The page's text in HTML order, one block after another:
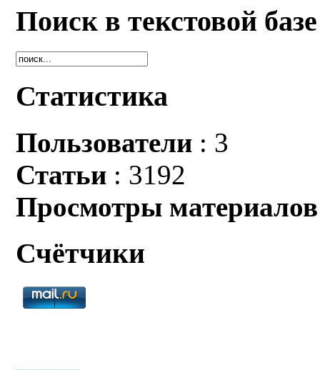
Поиск в текстовой базе
Статистика
Пользователи : 3
Статьи : 3192
Просмотры материалов
Счётчики